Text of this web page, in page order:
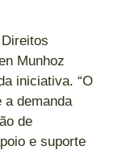
Munhoz
iniciativa. “O
a demanda
de
e suporte